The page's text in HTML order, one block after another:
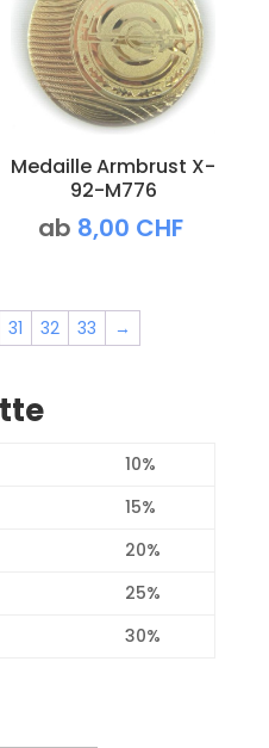
Medaille Armbrust X-
92-M776
ab 8,00 CHF
31 32 33 →
10%
15%
20%
25%
30%